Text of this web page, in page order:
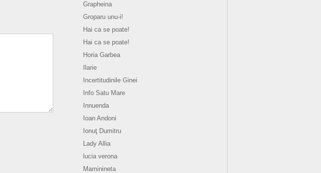
Grapheina
Groparu unu-i!
Hai ca se poate!
Hai ca se poate!
Horia Garbea
Ilarie
Incertitudinile Ginei
Info Satu Mare
Innuenda
Ioan Andoni
Ionuţ Dumitru
Lady Allia
lucia verona
Maminineta